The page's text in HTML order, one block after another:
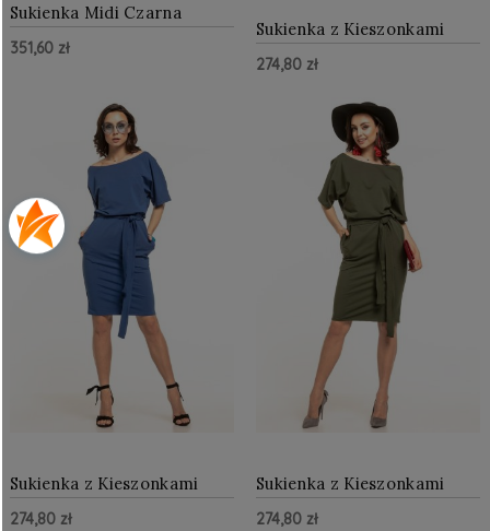
Sukienka Midi Czarna
LSUK181
351,60 zł
Sukienka z Kieszonkami
Fuksja TE309
274,80 zł
Sukienka z Kieszonkami
Chabrowa TE309
274,80 zł
Sukienka z Kieszonkami
Zielona TE309
274,80 zł